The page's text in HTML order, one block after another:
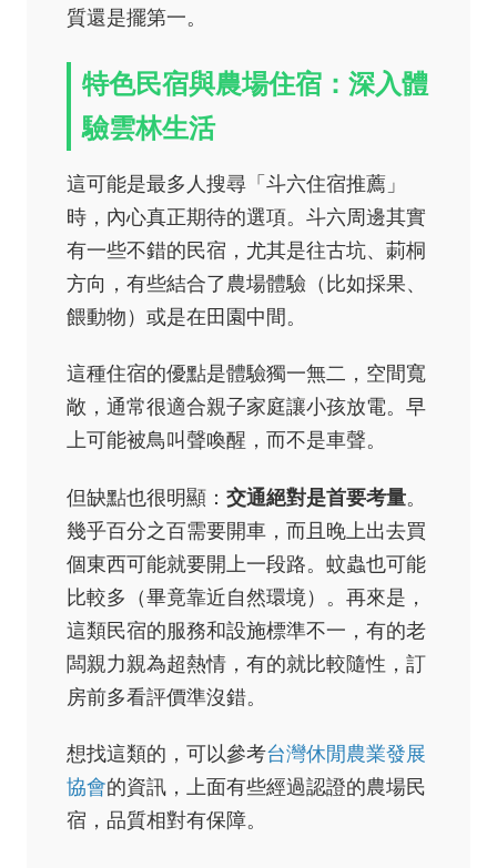
質還是擺第一。
特色民宿與農場住宿：深入體
驗雲林生活
這可能是最多人搜尋「斗六住宿推薦」
時，內心真正期待的選項。斗六周邊其實
有一些不錯的民宿，尤其是往古坑、莿桐
方向，有些結合了農場體驗（比如採果、
餵動物）或是在田園中間。
這種住宿的優點是體驗獨一無二，空間寬
敞，通常很適合親子家庭讓小孩放電。早
上可能被鳥叫聲喚醒，而不是車聲。
但缺點也很明顯： 交通絕對是首要考量。
幾乎百分之百需要開車，而且晚上出去買
個東西可能就要開上一段路。蚊蟲也可能
比較多（畢竟靠近自然環境）。再來是，
這類民宿的服務和設施標準不一，有的老
闆親力親為超熱情，有的就比較隨性，訂
房前多看評價準沒錯。
想找這類的，可以參考台灣休閒農業發展
協會的資訊，上面有些經過認證的農場民
宿，品質相對有保障。